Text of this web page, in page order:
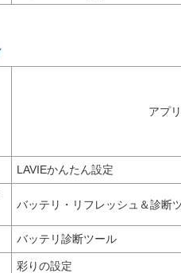
アプ
LAVIEかんたん設定
バッテリ・リフレッシュ＆診断
バッテリ診断ツール
彩りの設定